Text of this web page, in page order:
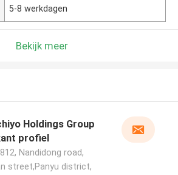
5-8 werkdagen
Bekijk meer
Holdings Group
profiel
Nandidong road,
street,Panyu district,